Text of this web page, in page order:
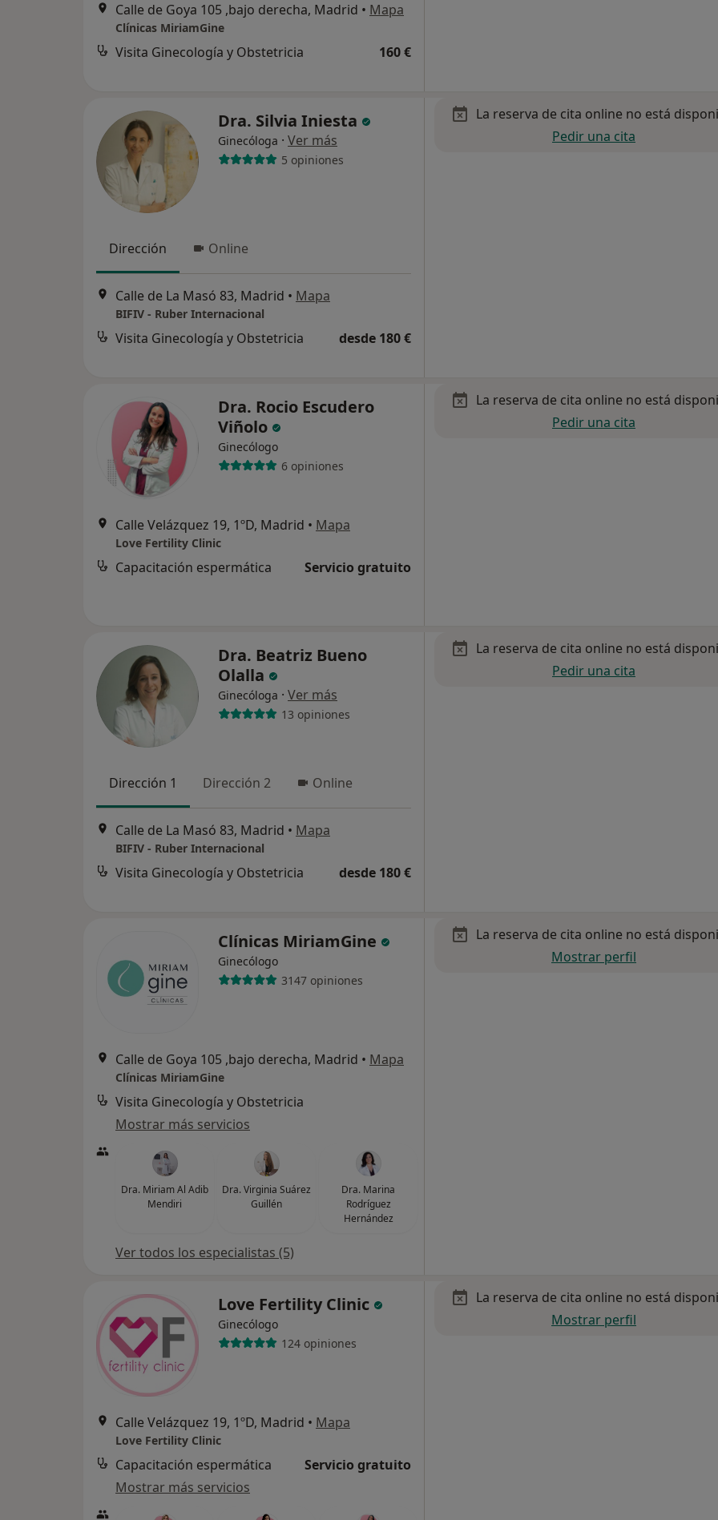
Calle de Goya 105 ,bajo derecha, Madrid • Mapa
Clínicas MiriamGine
Visita Ginecología y Obstetricia 160 €
Dra. Silvia Iniesta
Ginecóloga · Ver más
5 opiniones
Dirección Online
Calle de La Masó 83, Madrid • Mapa
BIFIV - Ruber Internacional
Visita Ginecología y Obstetricia desde 180 €
La reserva de cita online no está
Pedir una cita
Dra. Rocio Escudero
Viñolo
Ginecólogo
6 opiniones
Calle Velázquez 19, 1ºD, Madrid • Mapa
Love Fertility Clinic
Capacitación espermática Servicio gratuito
La reserva de cita online no está
Pedir una cita
Dra. Beatriz Bueno
Olalla
Ginecóloga · Ver más
13 opiniones
Dirección 1 Dirección 2 Online
Calle de La Masó 83, Madrid • Mapa
BIFIV - Ruber Internacional
Visita Ginecología y Obstetricia desde 180 €
La reserva de cita online no está
Pedir una cita
Clínicas MiriamGine
Ginecólogo
3147 opiniones
Calle de Goya 105 ,bajo derecha, Madrid • Mapa
Clínicas MiriamGine
Visita Ginecología y Obstetricia
Mostrar más servicios
Dra. Miriam Al Adib
Mendiri
Dra. Virginia Suárez
Guillén
Dra. Marina
Rodríguez
Hernández
Ver todos los especialistas (5)
La reserva de cita online no está
Mostrar perfil
Love Fertility Clinic
Ginecólogo
124 opiniones
Calle Velázquez 19, 1ºD, Madrid • Mapa
Love Fertility Clinic
Capacitación espermática
Servicio gratuito
Mostrar más servicios
La reserva de cita online no está
Mostrar perfil